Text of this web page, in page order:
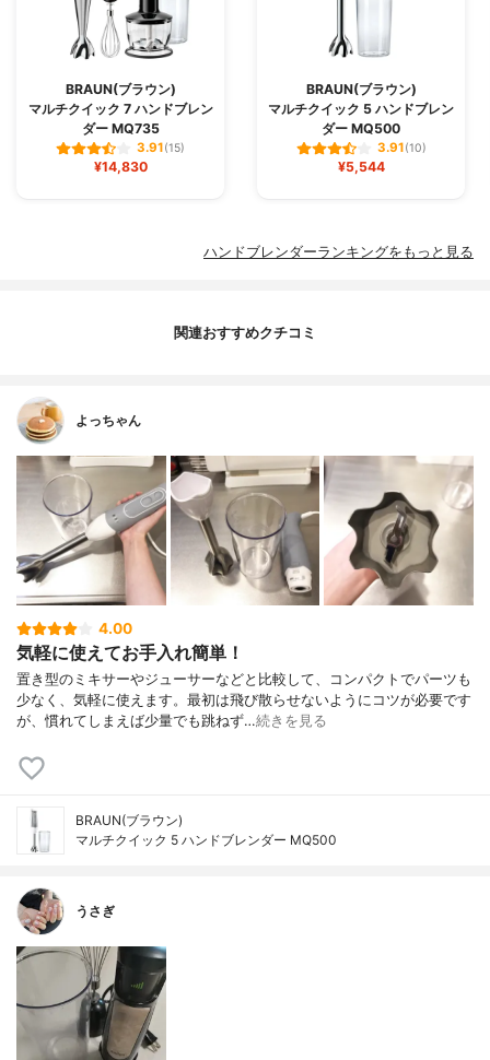
BRAUN(ブラウン)
マルチクイック 7 ハンドブレン
ダー MQ735
3.91(15)
¥14,830
BRAUN(ブラウン)
マルチクイック 5 ハンドブレン
ダー MQ500
3.91(10)
¥5,544
ハンドブレンダーランキングをもっと見る
関連おすすめクチコミ
よっちゃん
4.00
気軽に使えてお手入れ簡単！
置き型のミキサーやジューサーなどと比較して、コンパクトでパーツも
少なく、気軽に使えます。最初は飛び散らせないようにコツが必要です
が、慣れてしまえば少量でも跳ねず…続きを見る
BRAUN(ブラウン)
マルチクイック 5 ハンドブレンダー MQ500
うさぎ